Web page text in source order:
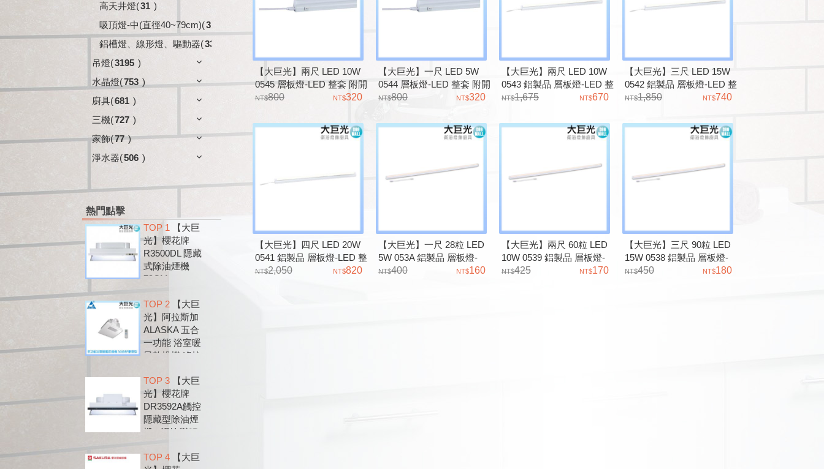
高天井燈(31 )
吸頂燈-中(直徑40~79cm)(3
鋁槽燈、線形燈、驅動器(33
吊燈(3195 )
水晶燈(753 )
廚具(681 )
三機(727 )
家飾(77 )
淨水器(506 )
熱門點擊
TOP 1
【大巨
光】櫻花牌
R3500DL 隱藏
式除油煙機
79CM
TOP 2【大巨
光】阿拉斯加
ALASKA 五合
一功能 浴室暖
風乾燥機 遙控
TOP 3【大巨
光】櫻花牌
DR3592A觸控
隱藏型除油煙
機 - 渦輪變頻
TOP 4【大巨
【大巨光】兩尺 LED 10W
0545 層板燈-LED 整套 附開
關 不斷光
800 320
【大巨光】一尺 LED 5W
0544 層板燈-LED 整套 附開
關 不斷光
800 320
【大巨光】兩尺 LED 10W
0543 鋁製品 層板燈-LED 整
套 無段調光要分110V或
1,675 670
【大巨光】三尺 LED 15W
0542 鋁製品 層板燈-LED 整
套 無段調光要分110V或
1,850 740
【大巨光】四尺 LED 20W
0541 鋁製品 層板燈-LED 整
套 無段調光要分110V或
2,050 820
【大巨光】一尺 28粒 LED
5W 053A 鋁製品 層板燈-
LED 整套
400 160
【大巨光】兩尺 60粒 LED
10W 0539 鋁製品 層板燈-
LED 整套
425 170
【大巨光】三尺 90粒 LED
15W 0538 鋁製品 層板燈-
LED 整套
450 180